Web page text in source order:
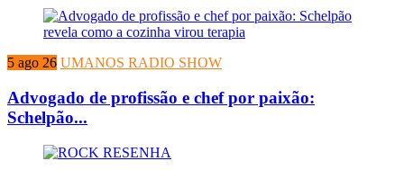
5 ago 26 UMANOS RADIO SHOW
Advogado de profissão e chef por paixão:
Schelpão...